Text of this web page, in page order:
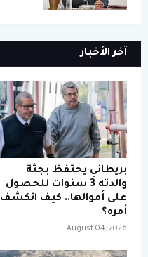
آخر الأخبار
بريطاني يحتفظ بجثة
والدته 3 سنوات للحصول
على أموالها.. كيف انكشف
أمره؟
August 04, 2026